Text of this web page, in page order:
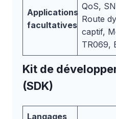
Applications
facultatives
QoS,
Route
captif,
TR069,
Kit de
(SDK)
Langages